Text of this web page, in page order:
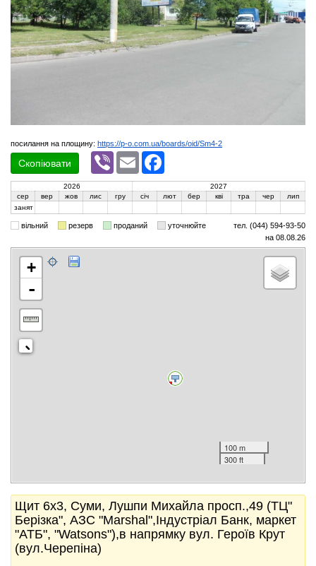
посилання на площину: https://p-o.com.ua/boards/oid/Sm4-2
Скопіювати
Viber Email
2026
2027
сер
вер жов лис гру січ лют бер кві тра чер
лип
занят
вільний резерв проданий уточнюйте
тел. (044) 594-93-50
на 08.08.26
+
-
100 m
300 ft
Щит 6x3, Суми, Лушпи Михайла просп.,49 (ТЦ"
Берізка", АЗС "Marshal",Індустріал Банк, маркет
"АТБ", "Watsons"),в напрямку вул. Героїв Крут
(вул.Черепіна)